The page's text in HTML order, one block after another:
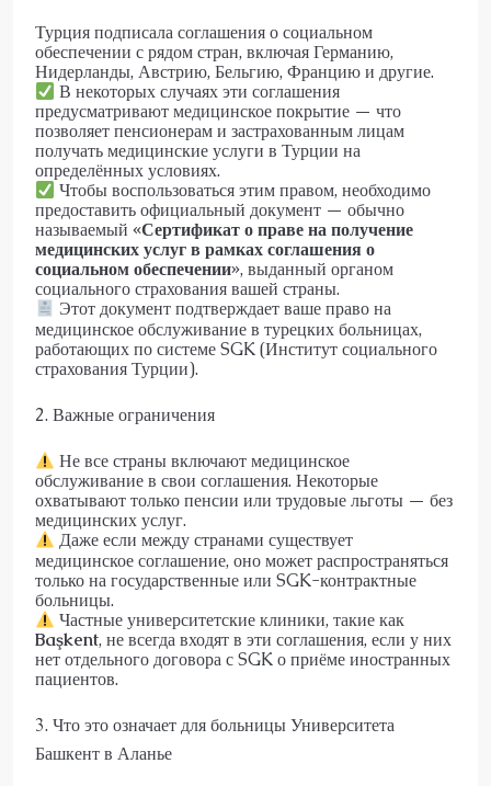
Турция подписала соглашения о социальном
обеспечении с рядом стран, включая Германию,
Нидерланды, Австрию, Бельгию, Францию и другие.
В некоторых случаях эти соглашения
предусматривают медицинское покрытие — что
позволяет пенсионерам и застрахованным лицам
получать медицинские услуги в Турции на
определённых условиях.
Чтобы воспользоваться этим правом, необходимо
предоставить официальный документ — обычно
называемый «Сертификат о праве на получение
медицинских услуг в рамках соглашения о
социальном обеспечении», выданный органом
социального страхования вашей страны.
Этот документ подтверждает ваше право на
медицинское обслуживание в турецких больницах,
работающих по системе SGK (Институт социального
страхования Турции).
2. Важные ограничения
Не все страны включают медицинское
обслуживание в свои соглашения. Некоторые
охватывают только пенсии или трудовые льготы — без
медицинских услуг.
Даже если между странами существует
медицинское соглашение, оно может распространяться
только на государственные или SGK-контрактные
больницы.
Частные университетские клиники, такие как
Başkent, не всегда входят в эти соглашения, если у них
нет отдельного договора с SGK о приёме иностранных
пациентов.
3. Что это означает для больницы Университета
Башкент в Аланье